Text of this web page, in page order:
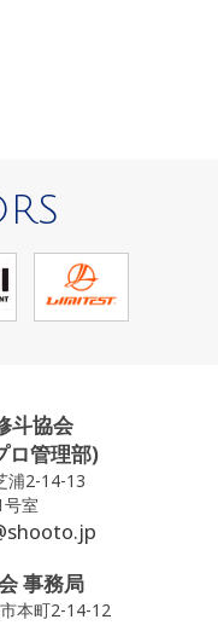
斗協会
ロ管理部)
浦2-14-13
室
事務局
本町2-14-12